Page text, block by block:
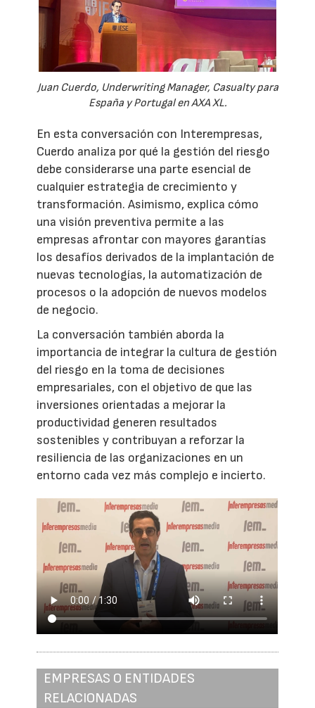
Juan Cuerdo, Underwriting Manager, Casualty para
España y Portugal en AXA XL.
En esta conversación con Interempresas,
Cuerdo analiza por qué la gestión del riesgo
debe considerarse una parte esencial de
cualquier estrategia de crecimiento y
transformación. Asimismo, explica cómo
una visión preventiva permite a las
empresas afrontar con mayores garantías
los desafíos derivados de la implantación de
nuevas tecnologías, la automatización de
procesos o la adopción de nuevos modelos
de negocio.
La conversación también aborda la
importancia de integrar la cultura de gestión
del riesgo en la toma de decisiones
empresariales, con el objetivo de que las
inversiones orientadas a mejorar la
productividad generen resultados
sostenibles y contribuyan a reforzar la
resiliencia de las organizaciones en un
entorno cada vez más complejo e incierto.
EMPRESAS O ENTIDADES
RELACIONADAS